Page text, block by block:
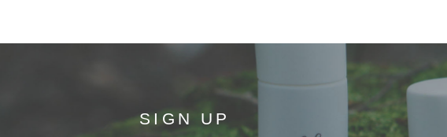
SIGN UP